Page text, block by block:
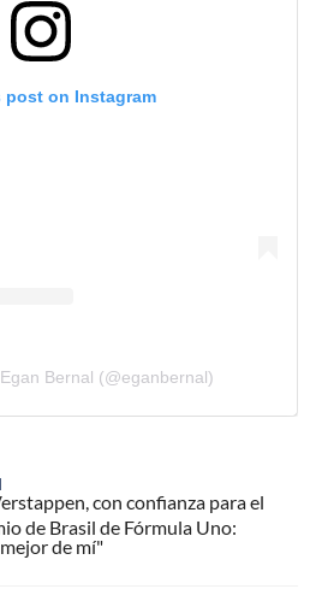
post on Instagram
Bernal (@eganbernal)
con confianza para el
de Brasil de Fórmula Uno:
de mí"